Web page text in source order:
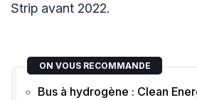
Strip avant 2022.
ON VOUS RECOMMANDE
Bus à hydrogène : Clean